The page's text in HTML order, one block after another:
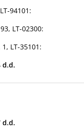
94101:
LT-02300:
1, LT-35101:
d.d.
d.d.